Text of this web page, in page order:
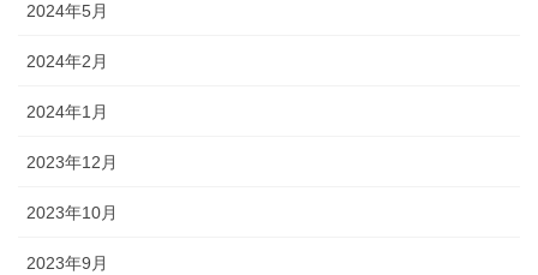
2024年5月
2024年2月
2024年1月
2023年12月
2023年10月
2023年9月